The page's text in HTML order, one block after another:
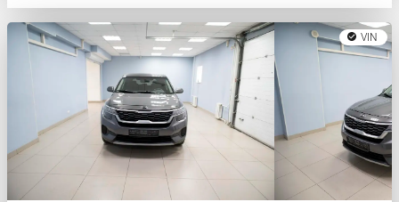
VIN